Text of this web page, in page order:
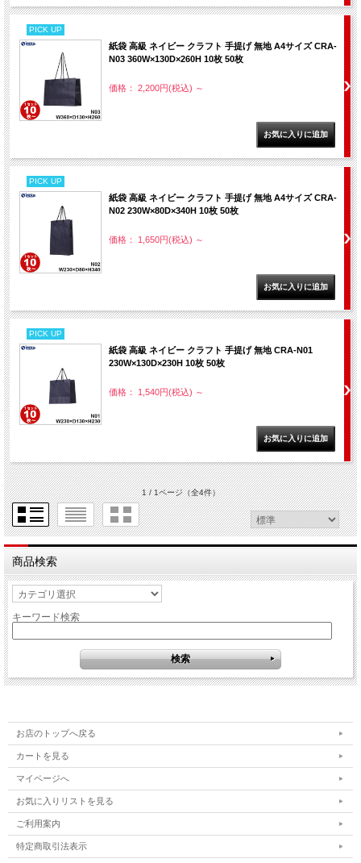
PICK UP
紙袋 高級 ネイビー クラフト 手提げ 無地 A4サイズ CRA-
N03 360W×130D×260H 10枚 50枚
価格： 2,200円(税込) ～
PICK UP
紙袋 高級 ネイビー クラフト 手提げ 無地 A4サイズ CRA-
N02 230W×80D×340H 10枚 50枚
価格： 1,650円(税込) ～
PICK UP
紙袋 高級 ネイビー クラフト 手提げ 無地 CRA-N01
230W×130D×230H 10枚 50枚
価格： 1,540円(税込) ～
1 / 1ページ（全4件）
商品検索
キーワード検索
お店のトップへ戻る
カートを見る
マイページへ
お気に入りリストを見る
ご利用案内
特定商取引法表示